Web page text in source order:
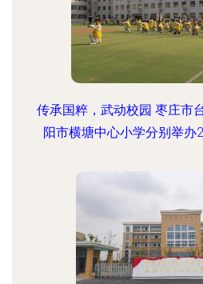
传承国粹，武动校园 枣庄市
阳市横塘中心小学分别举办